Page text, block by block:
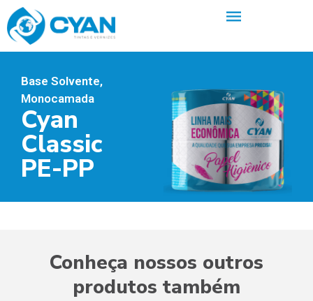
Base Solvente,
Monocamada
Cyan
Classic
PE-PP
Conheça nossos outros
produtos também